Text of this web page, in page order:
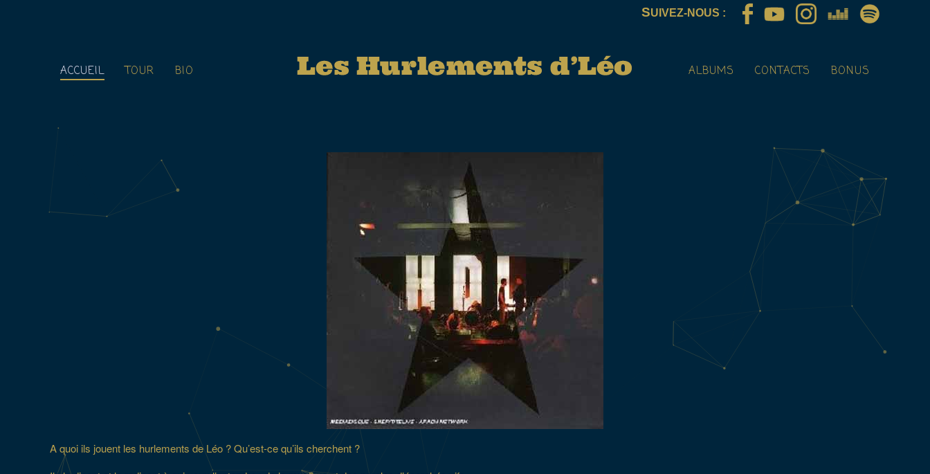
SUIVEZ-NOUS :
ACCUEIL TOUR BIO ALBUMS CONTACTS BONUS
A quoi ils jouent les hurlements de Léo ? Qu’est-ce qu’ils cherchent ?